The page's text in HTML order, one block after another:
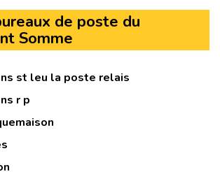
de poste du
Somme
st leu la poste relais
r p